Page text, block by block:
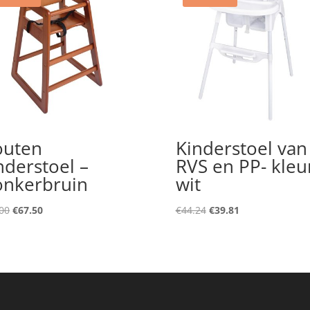
–
Original
€67.50Current
Kinderstoel van
RVS en PP-
wit
€44.24 Original
€39.81